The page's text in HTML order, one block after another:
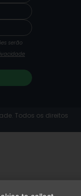
serão
Todos os direitos